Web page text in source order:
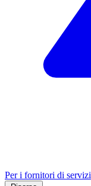
Per i fornitori di servizi